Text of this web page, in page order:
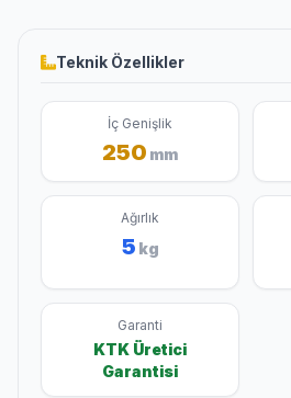
Teknik Özellikler
İç Genişlik
250 mm
Ağırlık
5 kg
Garanti
KTK Üretici
Garantisi